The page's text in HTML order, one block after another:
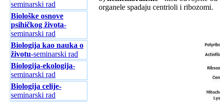
seminarski rad
Biološke osnove
psihičkog života-
seminarski rad
Biologija kao nauka o
životu-seminarski rad
Biologija-ekologija-
seminarski rad
Biologija celije-
seminarski rad
organele spadaju centrioli i ribozomi.